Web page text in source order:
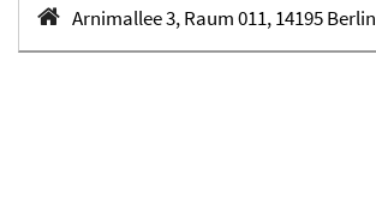
Arnimallee 3, Raum 011, 14195 Berlin